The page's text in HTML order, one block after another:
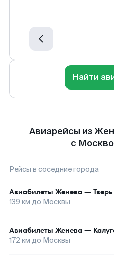
Найти
Авиарейсы из
с
Рейсы в соседние города
Авиабилеты Женева — Тверь
139 км до Москвы
Авиабилеты Женева —
172 км до Москвы